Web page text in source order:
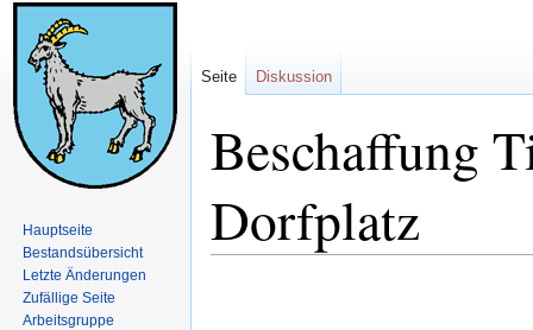
Beschaffung
Dorfplatz
Seite Diskussion
Hauptseite
Bestandsübersicht
Letzte Änderungen
Zufällige Seite
Arbeitsgruppe